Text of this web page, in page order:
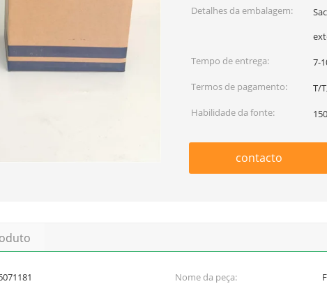
Detalhes da embalagem:
Tempo de entrega:
7-
Termos de pagamento:
T/
Habilidade da fonte:
contacto
Nome da peça: